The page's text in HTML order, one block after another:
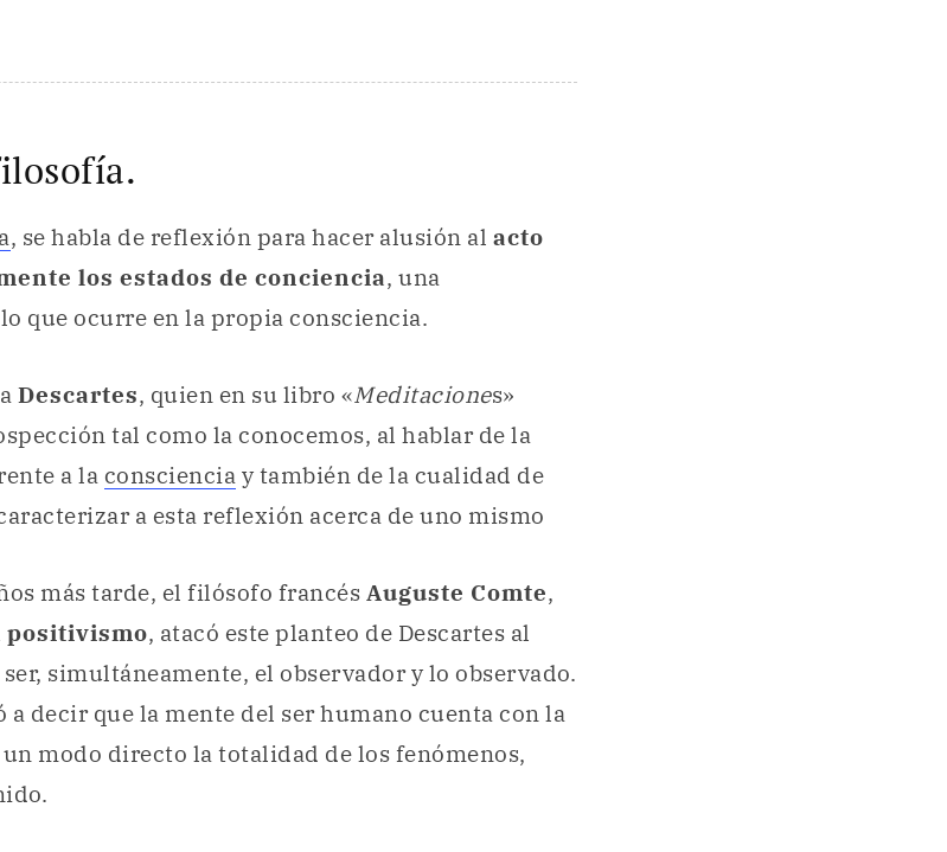
, se habla de reflexión para hacer alusión al acto
los estados de conciencia, una
que ocurre en la propia consciencia.
Descartes, quien en su libro «Meditaciones»
tal como la conocemos, al hablar de la
a la consciencia y también de la cualidad de
a esta reflexión acerca de uno mismo
más tarde, el filósofo francés Auguste Comte,
positivismo, atacó este planteo de Descartes al
simultáneamente, el observador y lo observado.
decir que la mente del ser humano cuenta con la
modo directo la totalidad de los fenómenos,